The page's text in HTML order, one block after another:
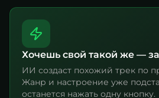
Хочешь свой такой же —
ИИ создаст похожий трек по
Жанр и настроение уже
останется нажать одну кнопку.